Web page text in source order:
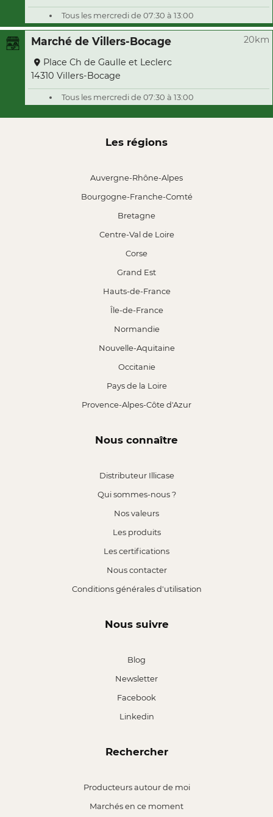
Tous les mercredi de 07:30 à 13:00
Marché de Villers-Bocage 20km
Place Ch de Gaulle et Leclerc
14310 Villers-Bocage
Tous les mercredi de 07:30 à 13:00
Les régions
Auvergne-Rhône-Alpes
Bourgogne-Franche-Comté
Bretagne
Centre-Val de Loire
Corse
Grand Est
Hauts-de-France
Île-de-France
Normandie
Nouvelle-Aquitaine
Occitanie
Pays de la Loire
Provence-Alpes-Côte d'Azur
Nous connaître
Distributeur Illicase
Qui sommes-nous ?
Nos valeurs
Les produits
Les certifications
Nous contacter
Conditions générales d'utilisation
Nous suivre
Blog
Newsletter
Facebook
Linkedin
Rechercher
Producteurs autour de moi
Marchés en ce moment